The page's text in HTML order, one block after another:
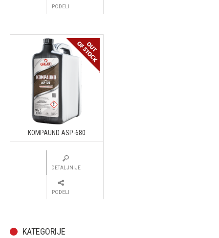
PODELI
KOMPAUND ASP-680
DETALJNIJE
PODELI
KATEGORIJE